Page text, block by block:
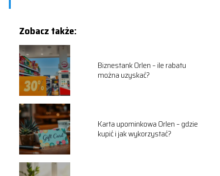
Zobacz także:
Biznestank Orlen – ile rabatu
można uzyskać?
Karta upominkowa Orlen – gdzie
kupić i jak wykorzystać?